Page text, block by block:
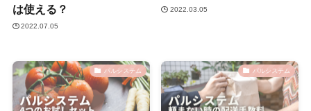
は使える？
2022.07.05
2022.03.05
パルシステム パルシステム